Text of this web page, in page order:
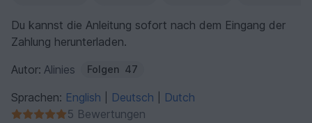
Du kannst die Anleitung sofort nach dem Eingang der
Zahlung herunterladen.
Autor: Alinies Folgen 47
Sprachen: English Deutsch
Dutch
5 Bewertungen